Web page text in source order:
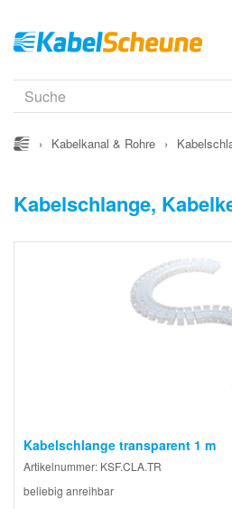
› Kabelkanal & Rohre ›
Kabelschlange,
Kabelschlange transparent 1 m
Artikelnummer: KSF.CLA.TR
beliebig anreihbar